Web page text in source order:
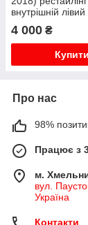
внутрішній
EPROFARO
4 000 ₴
Купити
Про нас
98%
Працює з
м.
вул.
Україна
Контакти